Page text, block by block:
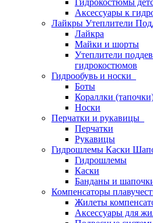
Гидрокостюмы
Аксессуары к
Лайкры Утеплители
Лайкра
Майки и шорты
Утеплители
гидрокостюмов
Гидрообувь и носки
Боты
Кораллки
Носки
Перчатки и рукавицы
Перчатки
Рукавицы
Гидрошлемы Каски
Гидрошлемы
Каски
Банданы и
Компенсаторы
Жилеты
Аксессуары для